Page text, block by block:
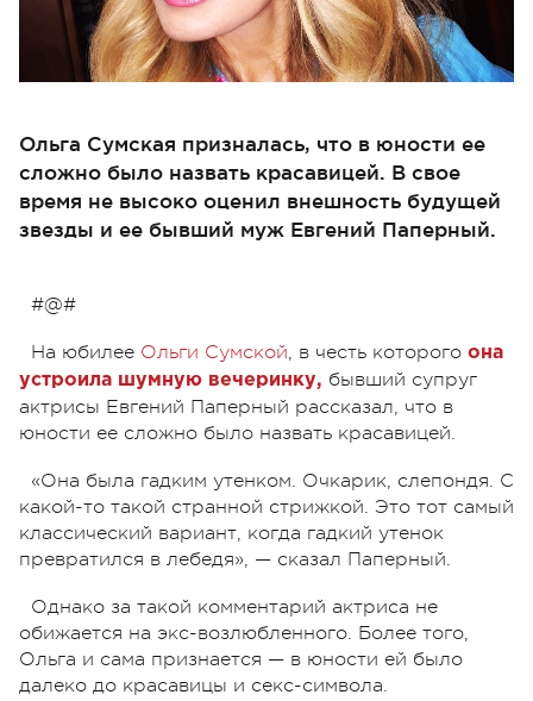
Ольга Сумская призналась, что в юности ее
сложно было назвать красавицей. В свое
время не высоко оценил внешность будущей
звезды и ее бывший муж Евгений Паперный.
#@#
На юбилее Ольги Сумской, в честь которого она
устроила шумную вечеринку, бывший супруг
актрисы Евгений Паперный рассказал, что в
юности ее сложно было назвать красавицей.
«Она была гадким утенком. Очкарик, слепондя. С
какой-то такой странной стрижкой. Это тот самый
классический вариант, когда гадкий утенок
превратился в лебедя», — сказал Паперный.
Однако за такой комментарий актриса не
обижается на экс-возлюбленного. Более того,
Ольга и сама признается — в юности ей было
далеко до красавицы и секс-символа.